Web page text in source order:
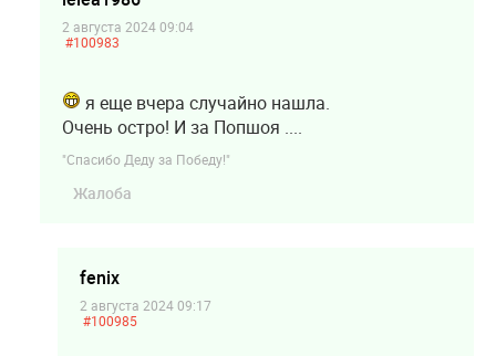
2 августа 2024 09:04
#100983
я еще вчера случайно нашла.
Очень остро! И за Попшоя ....
"Спасибо Деду за Победу!"
Жалоба
fenix
2 августа 2024 09:17
#100985